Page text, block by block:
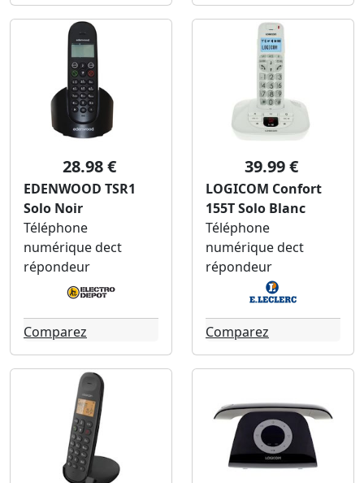
28.98 €
EDENWOOD TSR1
Solo Noir
Téléphone
numérique dect
répondeur
Comparez
39.99 €
LOGICOM Confort
155T Solo Blanc
Téléphone
numérique dect
répondeur
Comparez